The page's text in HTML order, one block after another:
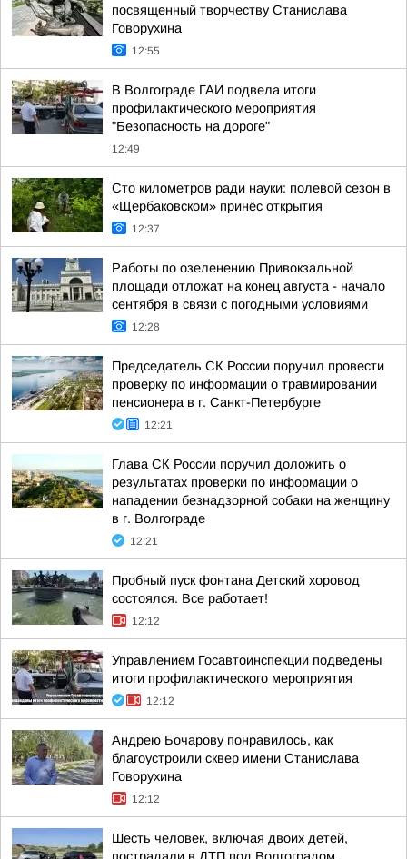
посвященный творчеству Станислава
Говорухина
12:55
В Волгограде ГАИ подвела итоги
профилактического мероприятия
"Безопасность на дороге"
12:49
Сто километров ради науки: полевой сезон в
«Щербаковском» принёс открытия
12:37
Работы по озеленению Привокзальной
площади отложат на конец августа - начало
сентября в связи с погодными условиями
12:28
Председатель СК России поручил провести
проверку по информации о травмировании
пенсионера в г. Санкт-Петербурге
12:21
Глава СК России поручил доложить о
результатах проверки по информации о
нападении безнадзорной собаки на женщину
в г. Волгограде
12:21
Пробный пуск фонтана Детский хоровод
состоялся. Все работает!
12:12
Управлением Госавтоинспекции подведены
итоги профилактического мероприятия
12:12
Андрею Бочарову понравилось, как
благоустроили сквер имени Станислава
Говорухина
12:12
Шесть человек, включая двоих детей,